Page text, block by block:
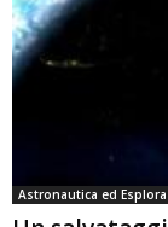
Astronautica ed